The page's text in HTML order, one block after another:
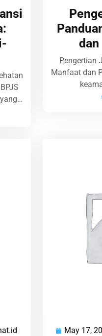
dan
Pengertian
Manfaat dan
admin@kerincisehat.id
May 17,